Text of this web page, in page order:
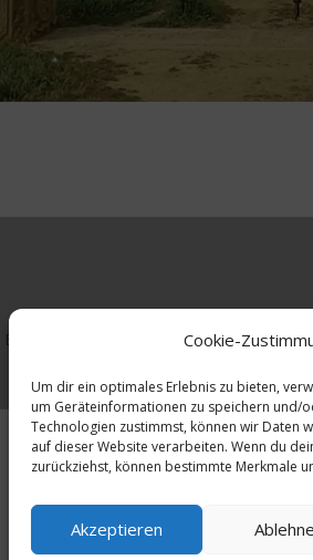
Cookie-
Um dir ein optimales Erlebnis zu bieten,
um Geräteinformationen zu speichern und/
Technologien zustimmst, können wir Daten
auf dieser Website verarbeiten. Wenn du
zurückziehst, können bestimmte Merkmale
Akzeptieren
Erforderliche Felder sind mit*markiert